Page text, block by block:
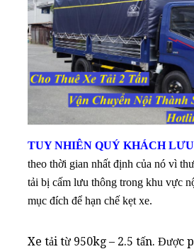
TUY NHIÊN QUÝ KHÁCH
theo thời gian nhất định của nó vì
tải bị cấm lưu thông trong khu vực
mục đích để hạn chế kẹt xe.
Xe tải từ 950kg – 2.5 tấn. Được